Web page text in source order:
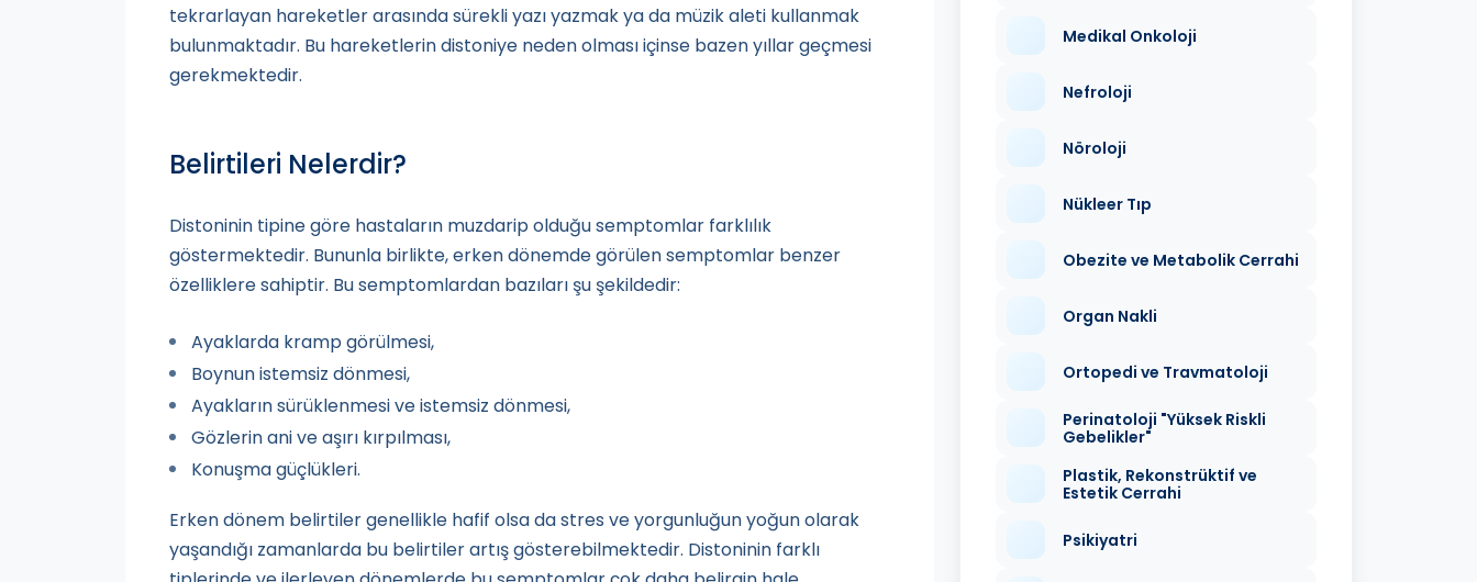
tekrarlayan hareketler arasında sürekli yazı yazmak ya da müzik aleti kullanmak
bulunmaktadır. Bu hareketlerin distoniye neden olması içinse bazen yıllar geçmesi
gerekmektedir.
Belirtileri Nelerdir?
Distoninin tipine göre hastaların muzdarip olduğu semptomlar farklılık
göstermektedir. Bununla birlikte, erken dönemde görülen semptomlar benzer
özelliklere sahiptir. Bu semptomlardan bazıları şu şekildedir:
Ayaklarda kramp görülmesi,
Boynun istemsiz dönmesi,
Ayakların sürüklenmesi ve istemsiz dönmesi,
Gözlerin ani ve aşırı kırpılması,
Konuşma güçlükleri.
Erken dönem belirtiler genellikle hafif olsa da stres ve yorgunluğun yoğun olarak
yaşandığı zamanlarda bu belirtiler artış gösterebilmektedir. Distoninin farklı
Medikal Onkoloji
Nefroloji
Nöroloji
Nükleer Tıp
Obezite ve Metabolik Cerrahi
Organ Nakli
Ortopedi ve Travmatoloji
Perinatoloji "Yüksek Riskli
Gebelikler"
Plastik, Rekonstrüktif ve
Estetik Cerrahi
Psikiyatri